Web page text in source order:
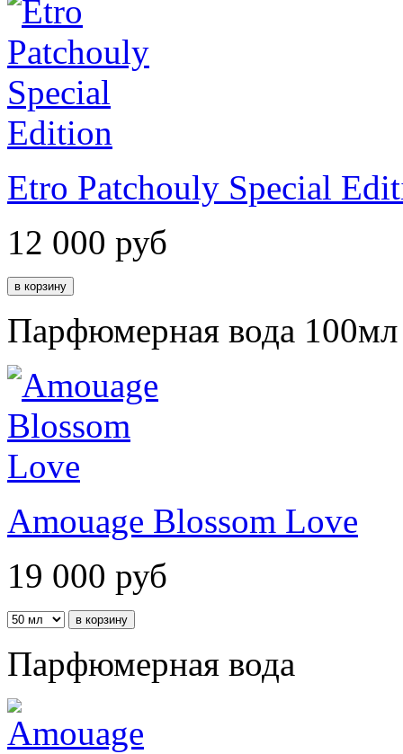
Etro Patchouly Special
12 000 руб
Парфюмерная вода 100мл
Amouage Blossom Love
19 000 руб
Парфюмерная вода